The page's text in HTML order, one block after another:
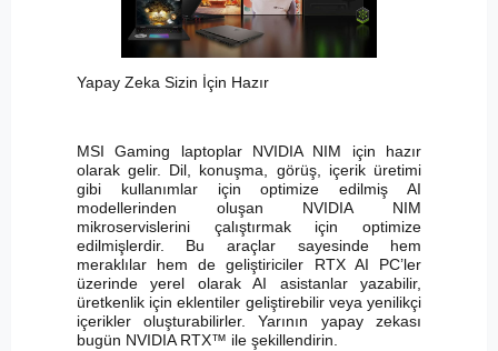
Yapay Zeka Sizin İçin Hazır
MSI Gaming laptoplar NVIDIA NIM için hazır
olarak gelir. Dil, konuşma, görüş, içerik üretimi
gibi kullanımlar için optimize edilmiş AI
modellerinden oluşan NVIDIA NIM
mikroservislerini çalıştırmak için optimize
edilmişlerdir. Bu araçlar sayesinde hem
meraklılar hem de geliştiriciler RTX AI PC’ler
üzerinde yerel olarak AI asistanlar yazabilir,
üretkenlik için eklentiler geliştirebilir veya yenilikçi
içerikler oluşturabilirler. Yarının yapay zekası
bugün NVIDIA RTX™ ile şekillendirin.